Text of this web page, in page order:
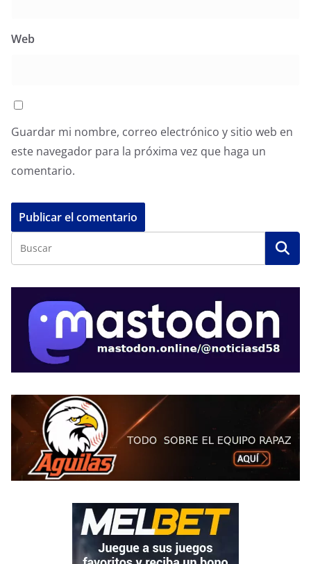
Web
Guardar mi nombre, correo electrónico y sitio web en
este navegador para la próxima vez que haga un
comentario.